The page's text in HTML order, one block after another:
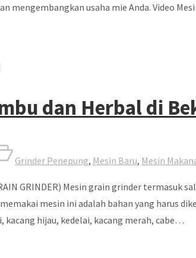
mengembangkan usaha mie Anda. Video
dan Herbal di
Grinder Penepung, Mesin Baru, Mesin
GRINDER) Mesin grain grinder
mesin ini adalah bahan yang harus
kacang hijau, kedelai, kacang merah, cabe…